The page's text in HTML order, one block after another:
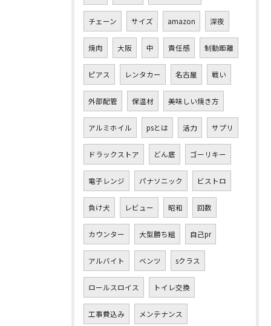
チェーン サイズ amazon 深夜
焼肉 大阪 中 責任感 制動距離
ピアス レンタカー 名古屋 戦い
外部配管 保温材 美味しい焼き方
アルミホイル psとは 活力 サプリ
ドラックストア どん底 ゴーリキー
電子レンジ パナソニック ビストロ
負け犬 レビュー 昭和 回数
カウンター 大型勝ち組 自己pr
アルバイト ベンツ sクラス
ロールスロイス トイレ交換
工事費込み メンテナンス